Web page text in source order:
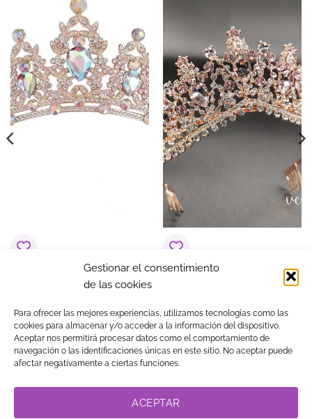
Gestionar el consentimiento
de las cookies
Para ofrecer las mejores experiencias, utilizamos tecnologías como las
cookies para almacenar y/o acceder a la información del dispositivo.
Aceptar nos permitirá procesar datos como el comportamiento de
navegación o las identificaciones únicas en este sitio. No aceptar puede
afectar negativamente a ciertas funciones.
ACEPTAR
Tiara Dorada
15,00 € 15,00
Visa MasterCardAmerican
TIENDA BLOG GUÍA DE COMPRA CONTACTO
COOKIES
PRIVACIDAD
TRABAJA CON NOSOTROS
LINK DE AFILIADOS